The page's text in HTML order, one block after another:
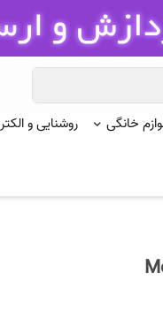
خانگی روشنایی و